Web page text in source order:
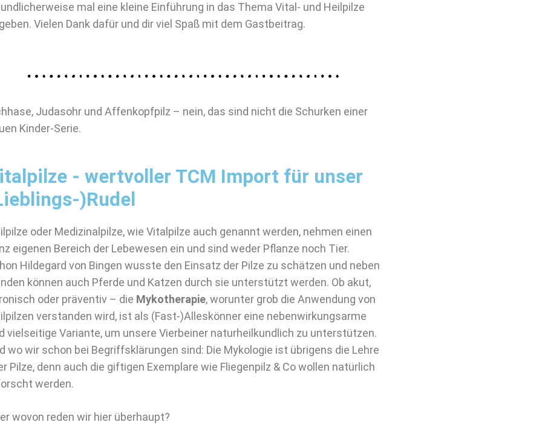
mal eine kleine Einführung in das Thema Vital- und Heilpilze
Vielen Dank dafür und dir viel Spaß mit dem Gastbeitrag.
Judasohr und Affenkopfpilz – nein, das sind nicht die Schurken einer
Kinder-Serie.
- wertvoller TCM Import für unser
)Rudel
oder Medizinalpilze, wie Vitalpilze auch genannt werden, nehmen einen
eigenen Bereich der Lebewesen ein und sind weder Pflanze noch Tier.
Hildegard von Bingen wusste den Einsatz der Pilze zu schätzen und neben
können auch Pferde und Katzen durch sie unterstützt werden. Ob akut,
oder präventiv – die Mykotherapie, worunter grob die Anwendung von
verstanden wird, ist als (Fast-)Alleskönner eine nebenwirkungsarme
vielseitige Variante, um unsere Vierbeiner naturheilkundlich zu unterstützen.
wo wir schon bei Begriffsklärungen sind: Die Mykologie ist übrigens die Lehre
Pilze, denn auch die giftigen Exemplare wie Fliegenpilz & Co wollen natürlich
werden.
wovon reden wir hier überhaupt?